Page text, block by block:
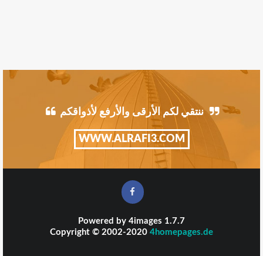
ننتقي لكم الأرقى والأرفع لأذواقكم
WWW.ALRAFI3.COM
Powered by 4images 1.7.7
Copyright © 2002-2020 4homepages.de